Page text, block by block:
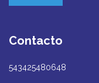
Contacto
543425480648